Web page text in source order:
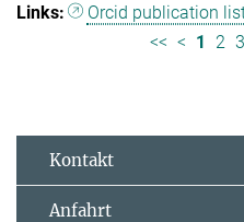
Orcid publication
<< < 1 2 3
Kontakt
Anfahrt